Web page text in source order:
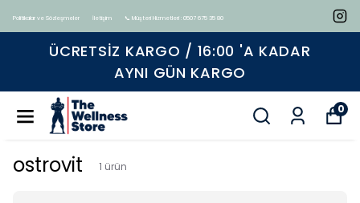
Politikalar ve Sözleşmeler İletişim 📞 Müşteri Hizmetleri : 0507 675 35 80
ÜCRETSIZ KARGO / 16:00 'A KADAR
AYNI GÜN KARGO
0
ostrovit 1 ürün